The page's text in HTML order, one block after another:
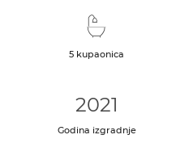
5 kupaonica
2021
Godina izgradnje